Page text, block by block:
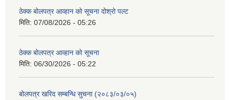
ठेक्क बोलपत्र आव्हान को सूचना दोश्रो पल्ट
मिति: 07/08/2026 - 05:26
ठेक्क बोलपत्र आव्हान को सूचना
मिति: 06/30/2026 - 05:22
बोलपत्र खरिद सम्बन्धि सुचना (२०८३/०३/०५)